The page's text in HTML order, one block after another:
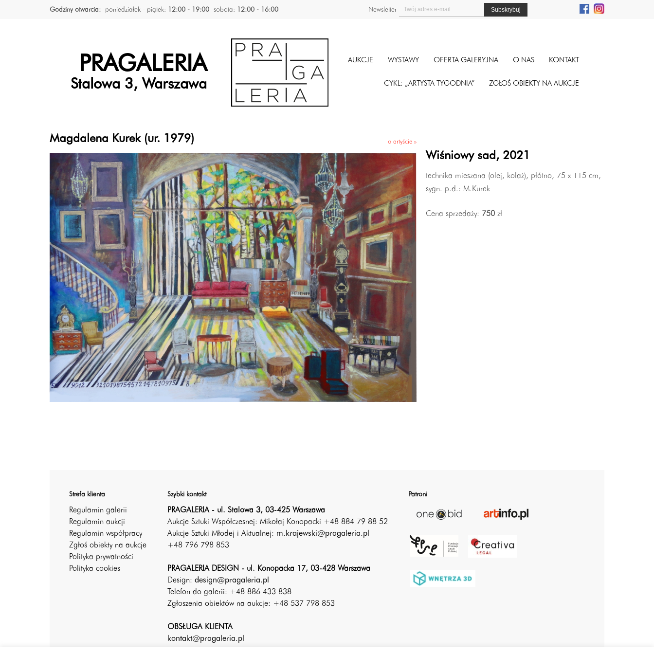
Godziny otwarcia: poniedziałek - piątek: 12:00 - 19:00 sobota: 12:00 - 16:00 Newsletter
PRAGALERIA
Stalowa 3, Warszawa
AUKCJE WYSTAWY OFERTA GALERYJNA O NAS KONTAKT
CYKL: „ARTYSTA TYGODNIA” ZGŁOŚ OBIEKTY NA AUKCJE
Magdalena Kurek (ur. 1979) o artyście »
Wiśniowy sad, 2021
technika mieszana (olej, kolaż), płótno, 75 x 115 cm,
sygn. p.d.: M.Kurek
Cena sprzedaży: 750zł
Strefa klienta
Regulamin galerii
Regulamin aukcji
Regulamin współpracy
Zgłoś obiekty na aukcje
Polityka prywatności
Polityka cookies
Szybki kontakt
PRAGALERIA - ul. Stalowa 3, 03-425 Warszawa
Aukcje Sztuki Współczesnej: Mikołaj Konopacki +48 884 79 88 52
Aukcje Sztuki Młodej i Aktualnej: m.krajewski@pragaleria.pl
+48 796 798 853
PRAGALERIA DESIGN - ul. Konopacka 17, 03-428 Warszawa
Design: design@pragaleria.pl
Telefon do galerii: +48 886 433 838
Zgłoszenia obiektów na aukcje: +48 537 798 853
OBSŁUGA KLIENTA
kontakt@pragaleria.pl
Patroni